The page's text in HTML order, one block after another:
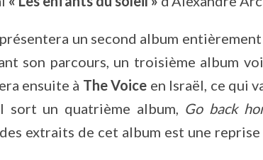
présentera un second album
son parcours, un troisième album
ensuite à The Voice en Israël, ce qui
sort un quatrième album, Go back
extraits de cet album est une